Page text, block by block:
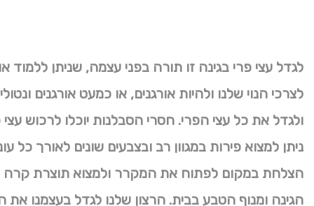
לגדל עצי פרי בגינה זו תורה בפני עצמה, שניתן
לצרכי הנוי שלנו ולהיות אורגנים, או כמעט אורגנים
ולגדל את כל עצי הפרי. חסרי הסבלנות יוכלו לרכוש
ניתן למצוא פירות במגוון רב ובצבעים שונים לאורך
הצלחת במקום לפתוח את המקרר ולמצוא תוצרת קרה
הגינה ומנוף הטבע בבית. הרצון שלנו לגדל בעצמנו